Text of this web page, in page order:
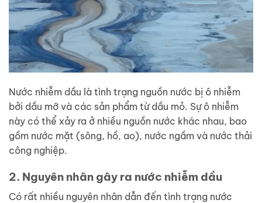
Nước nhiễm dầu là tình trạng nguồn nước bị ô nhiễm
bởi dầu mỡ và các sản phẩm từ dầu mỏ. Sự ô nhiễm
này có thể xảy ra ở nhiều nguồn nước khác nhau, bao
gồm nước mặt (sông, hồ, ao), nước ngầm và nước thải
công nghiệp.
2. Nguyên nhân gây ra nước nhiễm dầu
Có rất nhiều nguyên nhân dẫn đến tình trạng nước